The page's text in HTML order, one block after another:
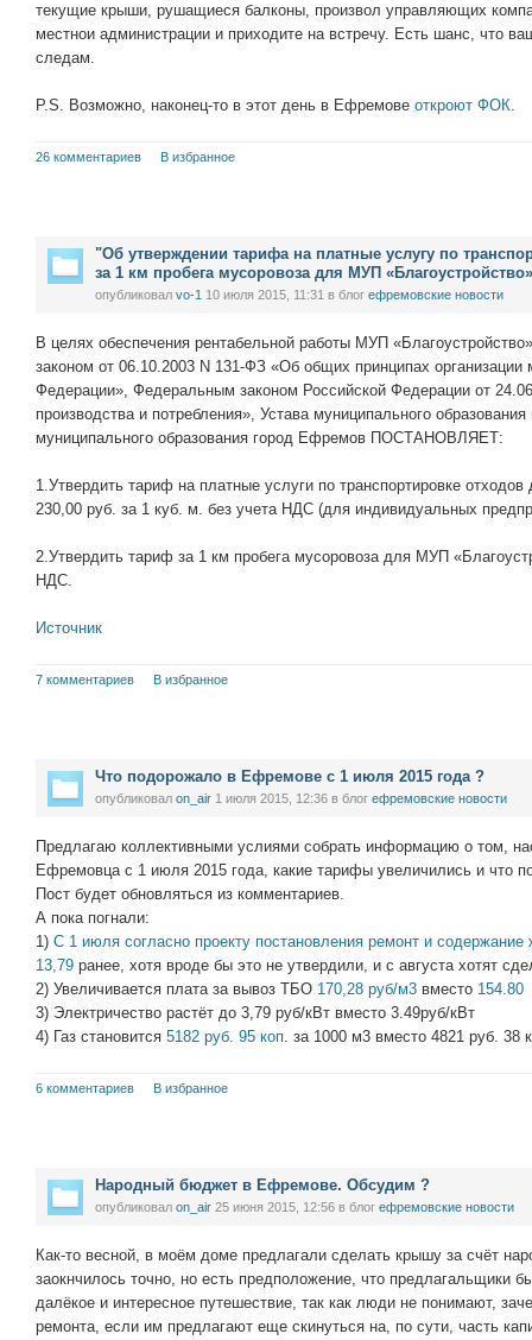
текущие крыши, рушащиеся балконы, произвол управляющих
местнои администрации и приходите на встречу. Есть шанс, что
следам.
P.S. Возможно, наконец-то в этот день в Ефремове откроют ФОК.
26 комментариев В избранное
"Об утверждении тарифа на платные услугу по
за 1 км пробега мусоровоза для МУП
опубликовал vo-1 10 июля 2015, 11:31 в блог ефремовские новости
В целях обеспечения рентабельной работы МУП
законом от 06.10.2003 N 131-ФЗ «Об общих принципах организации
Федерации», Федеральным законом Российской Федерации от
производства и потребления», Устава муниципального
муниципального образования город Ефремов ПОСТАНОВЛЯЕТ:
1.Утвердить тариф на платные услуги по транспортировке
230,00 руб. за 1 куб. м. без учета НДС (для индивидуальных
2.Утвердить тариф за 1 км пробега мусоровоза для МУП
НДС.
Источник
7 комментариев В избранное
Что подорожало в Ефремове с 1 июля 2015 года ?
опубликовал on_air 1 июля 2015, 12:36 в блог ефремовские новости
Предлагаю коллективными услиями собрать информацию о том,
Ефремовца с 1 июля 2015 года, какие тарифы увеличились и что
Пост будет обновляться из комментариев.
А пока погнали:
1) С 1 июля согласно проекту постановления ремонт и
13,79 ранее, хотя вроде бы это не утвердили, и с августа хотят
2) Увеличивается плата за вывоз ТБО 170,28 руб/м3 вместо 154.80
3) Электричество растёт до 3,79 руб/кВт вместо 3.49руб/кВт
4) Газ становится 5182 руб. 95 коп. за 1000 м3 вместо 4821 руб. 38
6 комментариев В избранное
Народный бюджет в Ефремове. Обсудим ?
опубликовал on_air 25 июня 2015, 12:56 в блог ефремовские новости
Как-то весной, в моём доме предлагали сделать крышу за счёт
заокнчилось точно, но есть предположение, что предлагальщики
далёкое и интересное путешествие, так как люди не понимают,
ремонта, если им предлагают еще скинуться на, по сути, часть